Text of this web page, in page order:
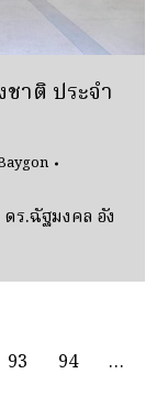
าติ ประจำ
ร.ฉัฐมงคล อัง
93 94
…